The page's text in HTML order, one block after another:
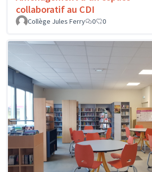
collaboratif au CDI
Collège Jules Ferry
0 0